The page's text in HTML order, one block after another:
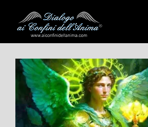
contenuto